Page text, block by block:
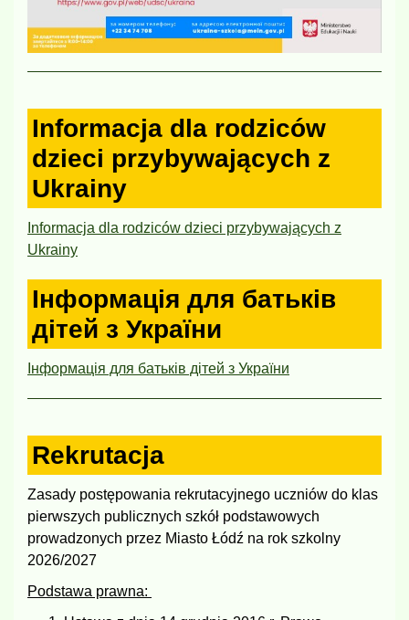
Informacja dla rodziców
dzieci przybywających z
Ukrainy
Informacja dla rodziców dzieci przybywających z
Ukrainy
Інформація для батьків
дітей з України
Інформація для батьків дітей з України
Rekrutacja
Zasady postępowania rekrutacyjnego uczniów do klas
pierwszych publicznych szkół podstawowych
prowadzonych przez Miasto Łódź na rok szkolny
2026/2027
Podstawa prawna: